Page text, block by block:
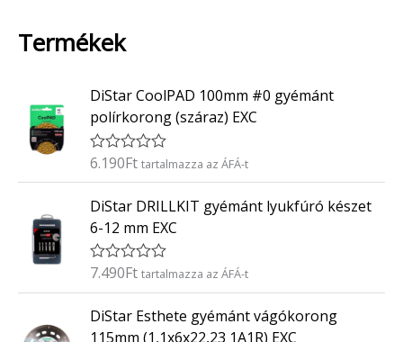
Termékek
DiStar CoolPAD 100mm #0 gyémánt
polírkorong (száraz) EXC
É
é
k
e
l
s
:
/
5
6.190Ft tartalmazza az ÁFÁ-t
DiStar DRILLKIT gyémánt lyukfúró készet
6-12 mm EXC
É
é
k
7.490Ft tartalmazza az ÁFÁ-t
DiStar Esthete gyémánt vágókorong
115mm (1,1x6x22,23 1A1R) EXC